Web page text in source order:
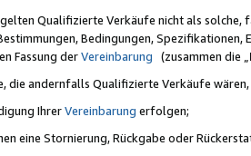
Qualifizierte Verkäufe nicht als
Bedingungen,
Fassung derVereinbarung (zusammen die „
die andernfalls Qualifizierte Verkäufe
IhrerVereinbarung erfolgen;
eine Stornierung, Rückgabe oder